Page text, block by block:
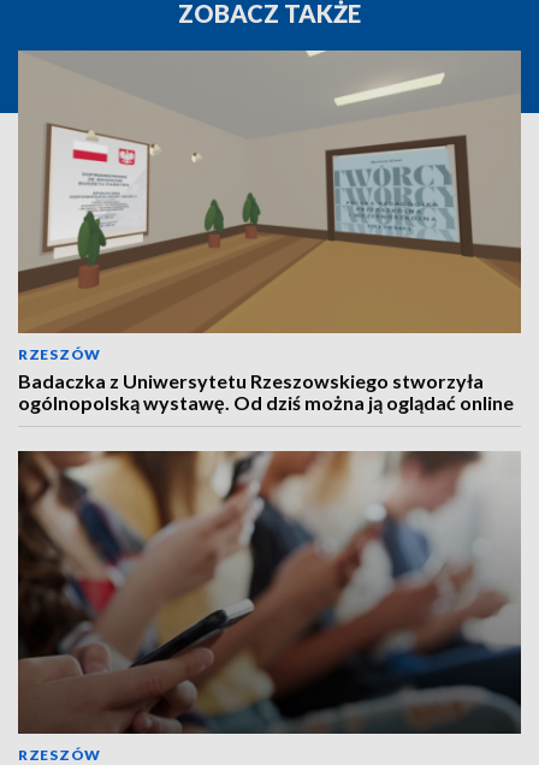
ZOBACZ TAKŻE
RZESZÓW
Badaczka z Uniwersytetu Rzeszowskiego stworzyła
ogólnopolską wystawę. Od dziś można ją oglądać online
RZESZÓW